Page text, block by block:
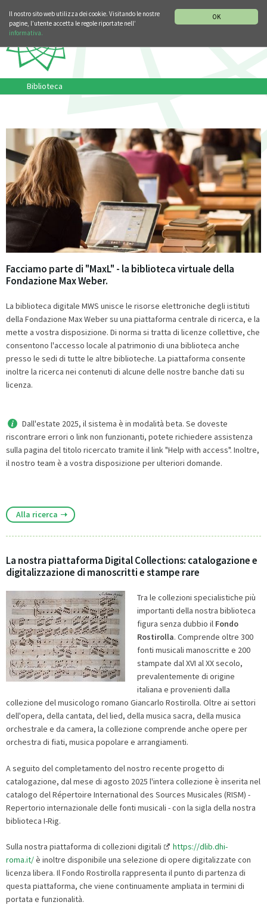
OK
Il nostro sito web utilizza dei cookie. Visitando le nostre
pagine, l’utente accetta le regole riportate nell’
informativa.
Biblioteca
Facciamo parte di "MaxL" - la biblioteca virtuale della
Fondazione Max Weber.
La biblioteca digitale MWS unisce le risorse elettroniche degli istituti
della Fondazione Max Weber su una piattaforma centrale di ricerca, e la
mette a vostra disposizione. Di norma si tratta di licenze collettive, che
consentono l'accesso locale al patrimonio di una biblioteca anche
presso le sedi di tutte le altre biblioteche. La piattaforma consente
inoltre la ricerca nei contenuti di alcune delle nostre banche dati su
licenza.
Dall'estate 2025, il sistema è in modalità beta. Se doveste
riscontrare errori o link non funzionanti, potete richiedere assistenza
sulla pagina del titolo ricercato tramite il link "Help with access". Inoltre,
il nostro team è a vostra disposizione per ulteriori domande.
Alla ricerca
La nostra piattaforma Digital Collections: catalogazione e
digitalizzazione di manoscritti e stampe rare
Tra le collezioni specialistiche più
importanti della nostra biblioteca
figura senza dubbio il Fondo
Rostirolla. Comprende oltre 300
fonti musicali manoscritte e 200
stampate dal XVI al XX secolo,
prevalentemente di origine
italiana e provenienti dalla
collezione del musicologo romano Giancarlo Rostirolla. Oltre ai settori
dell'opera, della cantata, del lied, della musica sacra, della musica
orchestrale e da camera, la collezione comprende anche opere per
orchestra di fiati, musica popolare e arrangiamenti.
A seguito del completamento del nostro recente progetto di
catalogazione, dal mese di agosto 2025 l'intera collezione è inserita nel
catalogo del Répertoire International des Sources Musicales (RISM) -
Repertorio internazionale delle fonti musicali - con la sigla della nostra
biblioteca I-Rig.
Sulla nostra piattaforma di collezioni digitali
https://dlib.dhi-
roma.it/è inoltre disponibile una selezione di opere digitalizzate con
licenza libera. Il Fondo Rostirolla rappresenta il punto di partenza di
questa piattaforma, che viene continuamente ampliata in termini di
portata e funzionalità.